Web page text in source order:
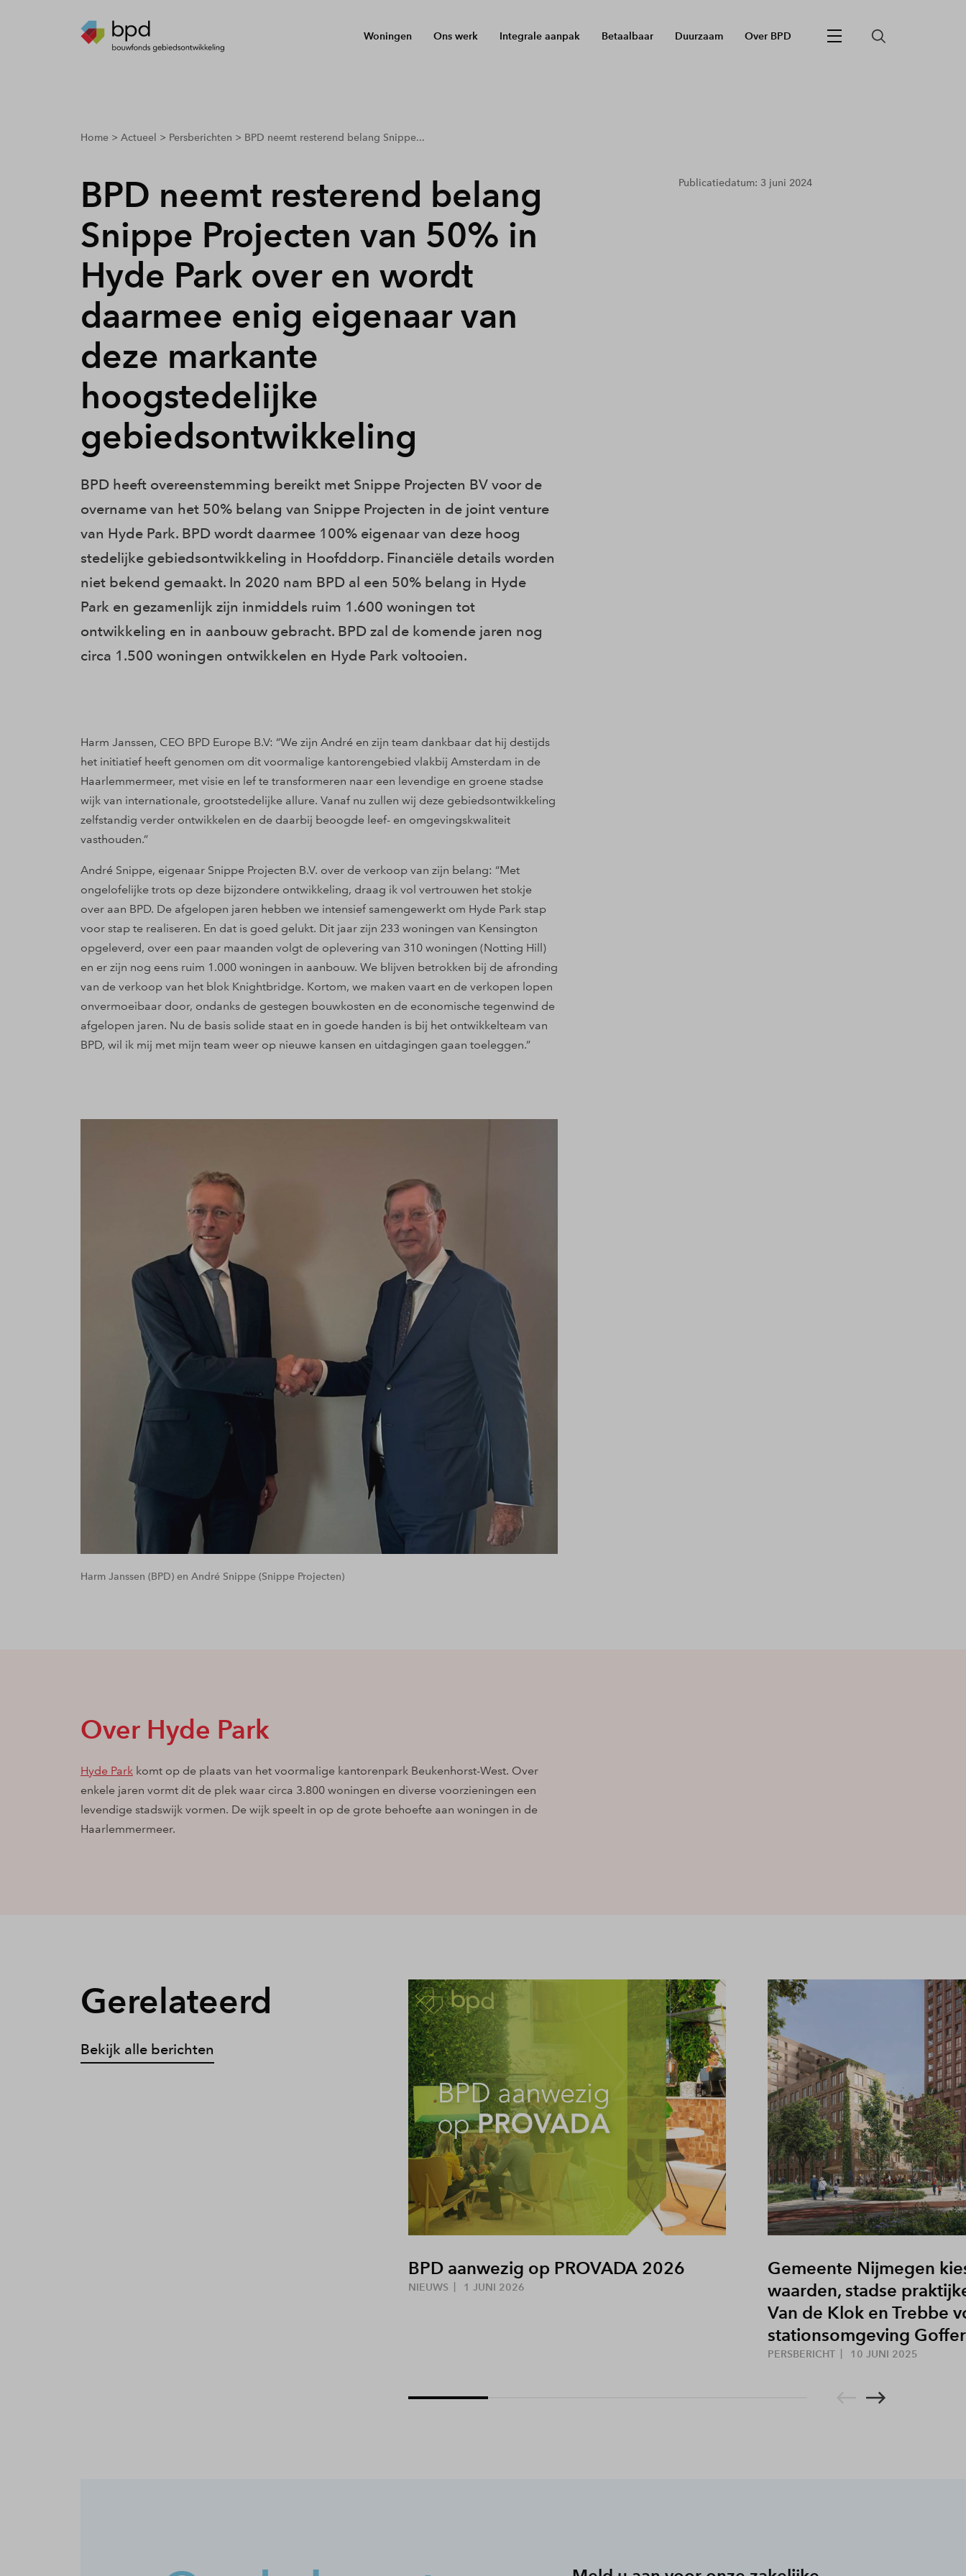
Woningen Ons werk Integrale aanpak Betaalbaar Duurzaam Over BPD
breadcrumbs.youarehere
Home Actueel Persberichten BPD neemt resterend belang Snippe...
BPD neemt resterend belang
Snippe Projecten van 50% in
Hyde Park over en wordt
daarmee enig eigenaar van
deze markante
hoogstedelijke
gebiedsontwikkeling
BPD heeft overeenstemming bereikt met Snippe Projecten BV voor de
overname van het 50% belang van Snippe Projecten in de joint venture
van Hyde Park. BPD wordt daarmee 100% eigenaar van deze hoog
stedelijke gebiedsontwikkeling in Hoofddorp. Financiële details worden
niet bekend gemaakt. In 2020 nam BPD al een 50% belang in Hyde
Park en gezamenlijk zijn inmiddels ruim 1.600 woningen tot
ontwikkeling en in aanbouw gebracht. BPD zal de komende jaren nog
circa 1.500 woningen ontwikkelen en Hyde Park voltooien.
Publicatiedatum: 3 juni 2024
Harm Janssen, CEO BPD Europe B.V: “We zijn André en zijn team dankbaar dat hij destijds
het initiatief heeft genomen om dit voormalige kantorengebied vlakbij Amsterdam in de
Haarlemmermeer, met visie en lef te transformeren naar een levendige en groene stadse
wijk van internationale, grootstedelijke allure. Vanaf nu zullen wij deze gebiedsontwikkeling
zelfstandig verder ontwikkelen en de daarbij beoogde leef- en omgevingskwaliteit
vasthouden.”
André Snippe, eigenaar Snippe Projecten B.V. over de verkoop van zijn belang: “Met
ongelofelijke trots op deze bijzondere ontwikkeling, draag ik vol vertrouwen het stokje
over aan BPD. De afgelopen jaren hebben we intensief samengewerkt om Hyde Park stap
voor stap te realiseren. En dat is goed gelukt. Dit jaar zijn 233 woningen van Kensington
opgeleverd, over een paar maanden volgt de oplevering van 310 woningen (Notting Hill)
en er zijn nog eens ruim 1.000 woningen in aanbouw. We blijven betrokken bij de afronding
van de verkoop van het blok Knightbridge. Kortom, we maken vaart en de verkopen lopen
onvermoeibaar door, ondanks de gestegen bouwkosten en de economische tegenwind de
afgelopen jaren. Nu de basis solide staat en in goede handen is bij het ontwikkelteam van
BPD, wil ik mij met mijn team weer op nieuwe kansen en uitdagingen gaan toeleggen.”
Harm Janssen (BPD) en André Snippe (Snippe Projecten)
Over Hyde Park
Hyde Parkkomt op de plaats van het voormalige kantorenpark Beukenhorst-West. Over
enkele jaren vormt dit de plek waar circa 3.800 woningen en diverse voorzieningen een
levendige stadswijk vormen. De wijk speelt in op de grote behoefte aan woningen in de
Haarlemmermeer.
Gerelateerd
Bekijk alle berichten
BPD aanwezig op PROVADA 2026
NIEUWS 1 JUNI 2026
Gemeente Nijmegen
waarden, stadse
Van de Klok en Trebbe
stationsomgeving
PERSBERICHT 10 JUNI 2025